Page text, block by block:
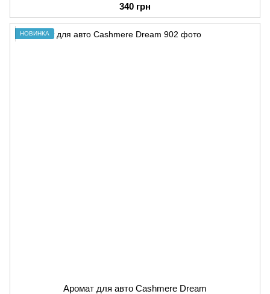
340 грн
НОВИНКА
Аромат для авто Cashmere Dream